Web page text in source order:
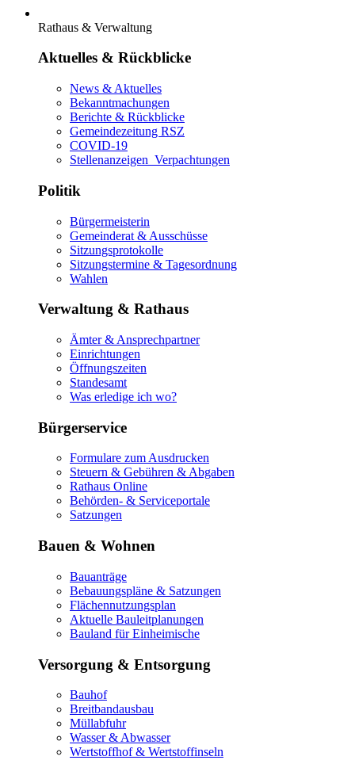
Rathaus & Verwaltung
Aktuelles & Rückblicke
News & Aktuelles
Bekanntmachungen
Berichte & Rückblicke
Gemeindezeitung RSZ
COVID-19
Stellenanzeigen_Verpachtungen
Politik
Bürgermeisterin
Gemeinderat & Ausschüsse
Sitzungsprotokolle
Sitzungstermine & Tagesordnung
Wahlen
Verwaltung & Rathaus
Ämter & Ansprechpartner
Einrichtungen
Öffnungszeiten
Standesamt
Was erledige ich wo?
Bürgerservice
Formulare zum Ausdrucken
Steuern & Gebühren & Abgaben
Rathaus Online
Behörden- & Serviceportale
Satzungen
Bauen & Wohnen
Bauanträge
Bebauungspläne & Satzungen
Flächennutzungsplan
Aktuelle Bauleitplanungen
Bauland für Einheimische
Versorgung & Entsorgung
Bauhof
Breitbandausbau
Müllabfuhr
Wasser & Abwasser
Wertstoffhof & Wertstoffinseln